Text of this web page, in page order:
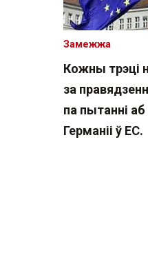
Кожны трэці
за
па пытанні
Германіі ў ЕС.
Замежжа